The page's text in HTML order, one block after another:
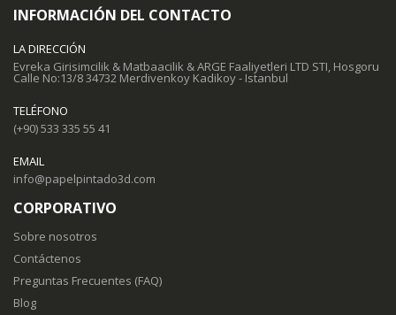
INFORMACIÓN DEL CONTACTO
LA DIRECCIÓN
Evreka Girisimcilik & Matbaacilik & ARGE Faaliyetleri LTD STI, Hosgoru
Calle No:13/8 34732 Merdivenkoy Kadikoy - Istanbul
TELÉFONO
(+90) 533 335 55 41
EMAIL
info@papelpintado3d.com
CORPORATIVO
Sobre nosotros
Contáctenos
Preguntas Frecuentes (FAQ)
Blog